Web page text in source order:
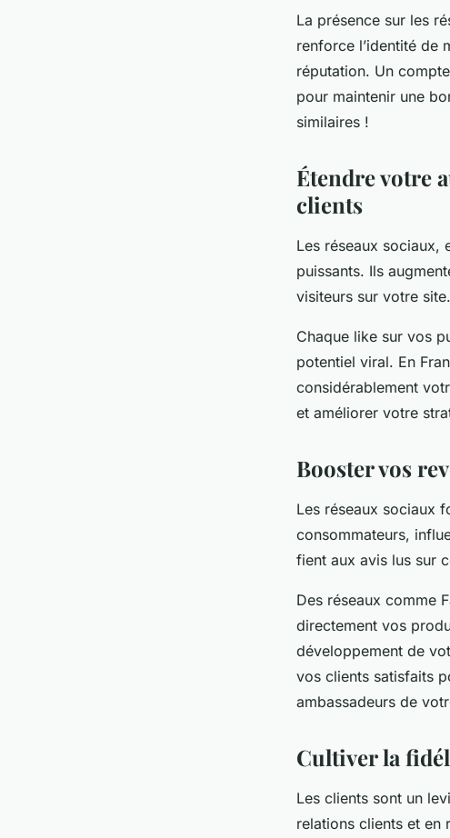
La présence sur les
renforce l’identité de
réputation. Un
pour maintenir une
similaires !
Étendre votre
clients
Les réseaux sociaux,
puissants. Ils
visiteurs sur votre site.
Chaque like sur vos
potentiel viral. En
considérablement
et améliorer votre
Booster vos
Les réseaux sociaux
consommateurs,
fient aux avis lus sur
Des réseaux comme
directement vos
développement de
vos clients satisfaits
ambassadeurs de
Cultiver la
Les clients sont un
relations clients et en